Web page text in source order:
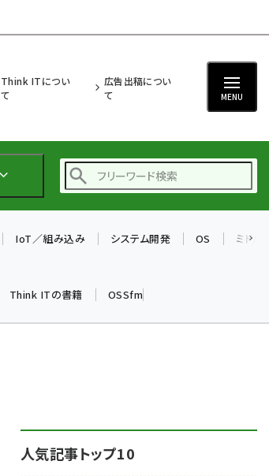
Think ITについ
て
広告出稿につい
て
MENU
仲間と築いた勝利の絆～
drupal (1940)
genai (1473)
IoT／組み込み システム開発 OS ミドル
Think ITの書籍 OSSfm
人気記事トップ10